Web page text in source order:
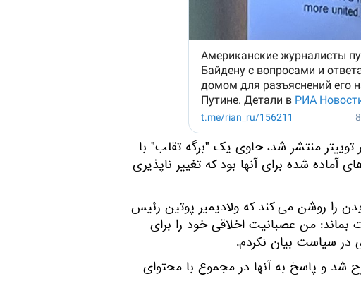
منتشر شد، حاوی یک "برگه تقلب" با
شده برای آنها بود که تغییر ناپذیری
را روشن می کند که ولادیمیر پوتین رئیس
بماند: من عصبانیت اخلاقی خود را برای
در سیاست بیان نکردم.
شد و پاسخ به آنها در مجموع با محتوای